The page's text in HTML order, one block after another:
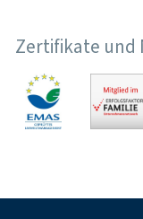
Zertifikate und